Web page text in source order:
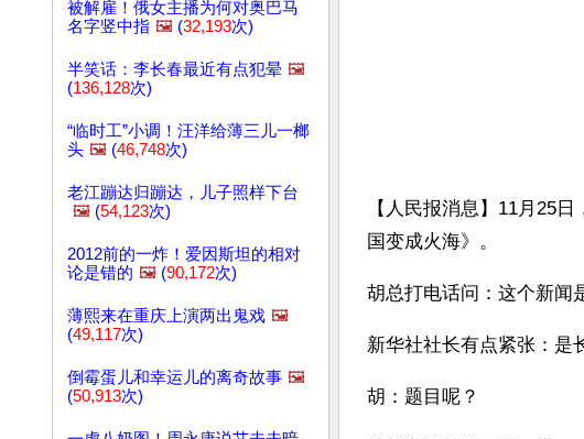
被解雇！俄女主播为何对奥巴马
名字竖中指 🖼️ (32,193次)
半笑话：李长春最近有点犯晕 🖼️
(136,128次)
“临时工”小调！汪洋给薄三儿一榔
头 🖼️ (46,748次)
老江蹦达归蹦达，儿子照样下台
🖼️ (54,123次)
2012前的一炸！爱因斯坦的相对
论是错的 🖼️ (90,172次)
薄熙来在重庆上演两出鬼戏 🖼️
(49,117次)
倒霉蛋儿和幸运儿的离奇故事 🖼️
(50,913次)
【人民报消息】11月25
国变成火海》。
胡总打电话问：这个新闻
新华社社长有点紧张：是
胡：题目呢？